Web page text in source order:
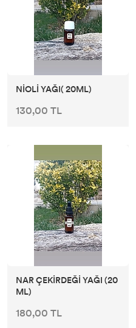
NİOLİ YAĞI( 20ML)
130,00 TL
NAR ÇEKİRDEĞİ YAĞI (20
ML)
180,00 TL